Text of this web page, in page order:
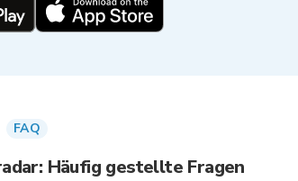
FAQ
Häufig gestellte Fragen